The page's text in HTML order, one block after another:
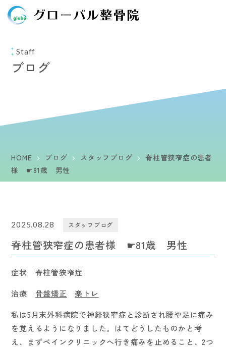
Staff
ブログ
HOME ブログ スタッフブログ
脊柱管狭窄症の患者
様 ☛81歳 男性
2025.08.28 スタッフブログ
脊柱管狭窄症の患者様 ☛81歳 男性
症状 脊柱管狭窄症
治療 骨盤矯正
楽トレ
私は5月末外科病院で神経狭窄症と診断され腰や足に痛み
を覚えるようになりました。はてどうしたものかと考
え、まずペインクリニックへ行き痛みを止めること、2つ